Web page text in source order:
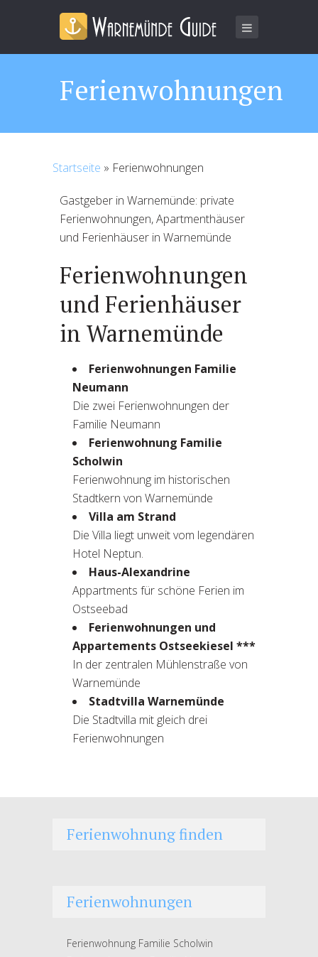
Ferienwohnungen
Startseite » Ferienwohnungen
Gastgeber in Warnemünde: private
Ferienwohnungen, Apartmenthäuser
und Ferienhäuser in Warnemünde
Ferienwohnungen
und Ferienhäuser
in Warnemünde
Ferienwohnungen Familie
Neumann
Die zwei Ferienwohnungen der
Familie Neumann
Ferienwohnung Familie
Scholwin
Ferienwohnung im historischen
Stadtkern von Warnemünde
Villa am Strand
Die Villa liegt unweit vom legendären
Hotel Neptun.
Haus-Alexandrine
Appartments für schöne Ferien im
Ostseebad
Ferienwohnungen und
Appartements Ostseekiesel ***
In der zentralen Mühlenstraße von
Warnemünde
Stadtvilla Warnemünde
Die Stadtvilla mit gleich drei
Ferienwohnungen
Ferienwohnung finden
Ferienwohnungen
Ferienwohnung Familie Scholwin